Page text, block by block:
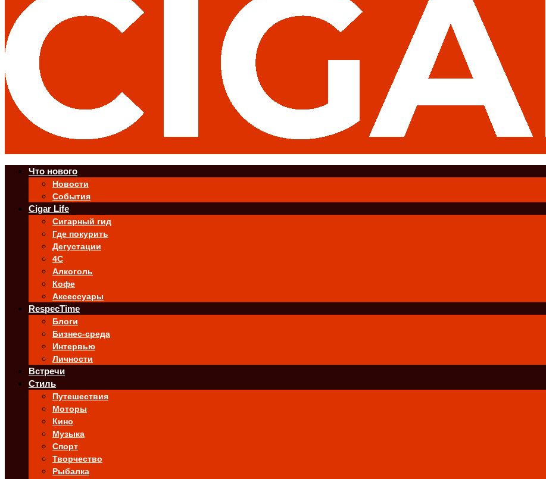
Что нового
Новости
События
Cigar Life
Сигарный гид
Где покурить
Дегустации
4C
Алкоголь
Кофе
Аксессуары
RespecTime
Блоги
Бизнес-среда
Интервью
Личности
Встречи
Стиль
Путешествия
Моторы
Кино
Музыка
Спорт
Творчество
Рыбалка